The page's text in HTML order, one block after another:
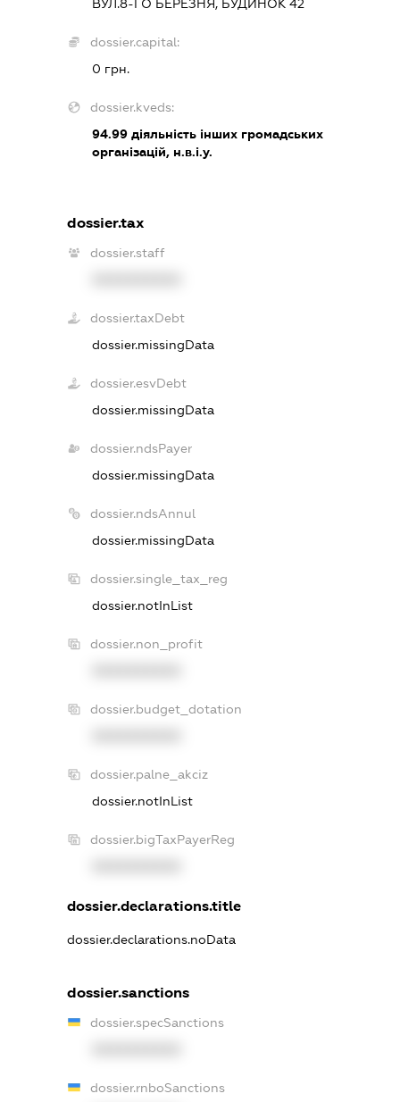
ВУЛ.8-ГО БЕРЕЗНЯ, БУДИНОК 42
dossier.capital:
0 грн.
dossier.kveds:
94.99діяльність інших громадських
організацій, н.в.і.у.
dossier.tax
dossier.staff
dossier.taxDebt
dossier.missingData
dossier.esvDebt
dossier.missingData
dossier.ndsPayer
dossier.missingData
dossier.ndsAnnul
dossier.missingData
dossier.single_tax_reg
dossier.notInList
dossier.non_profit
dossier.budget_dotation
dossier.palne_akciz
dossier.notInList
dossier.bigTaxPayerReg
dossier.declarations.title
dossier.declarations.noData
dossier.sanctions
dossier.specSanctions
dossier.rnboSanctions